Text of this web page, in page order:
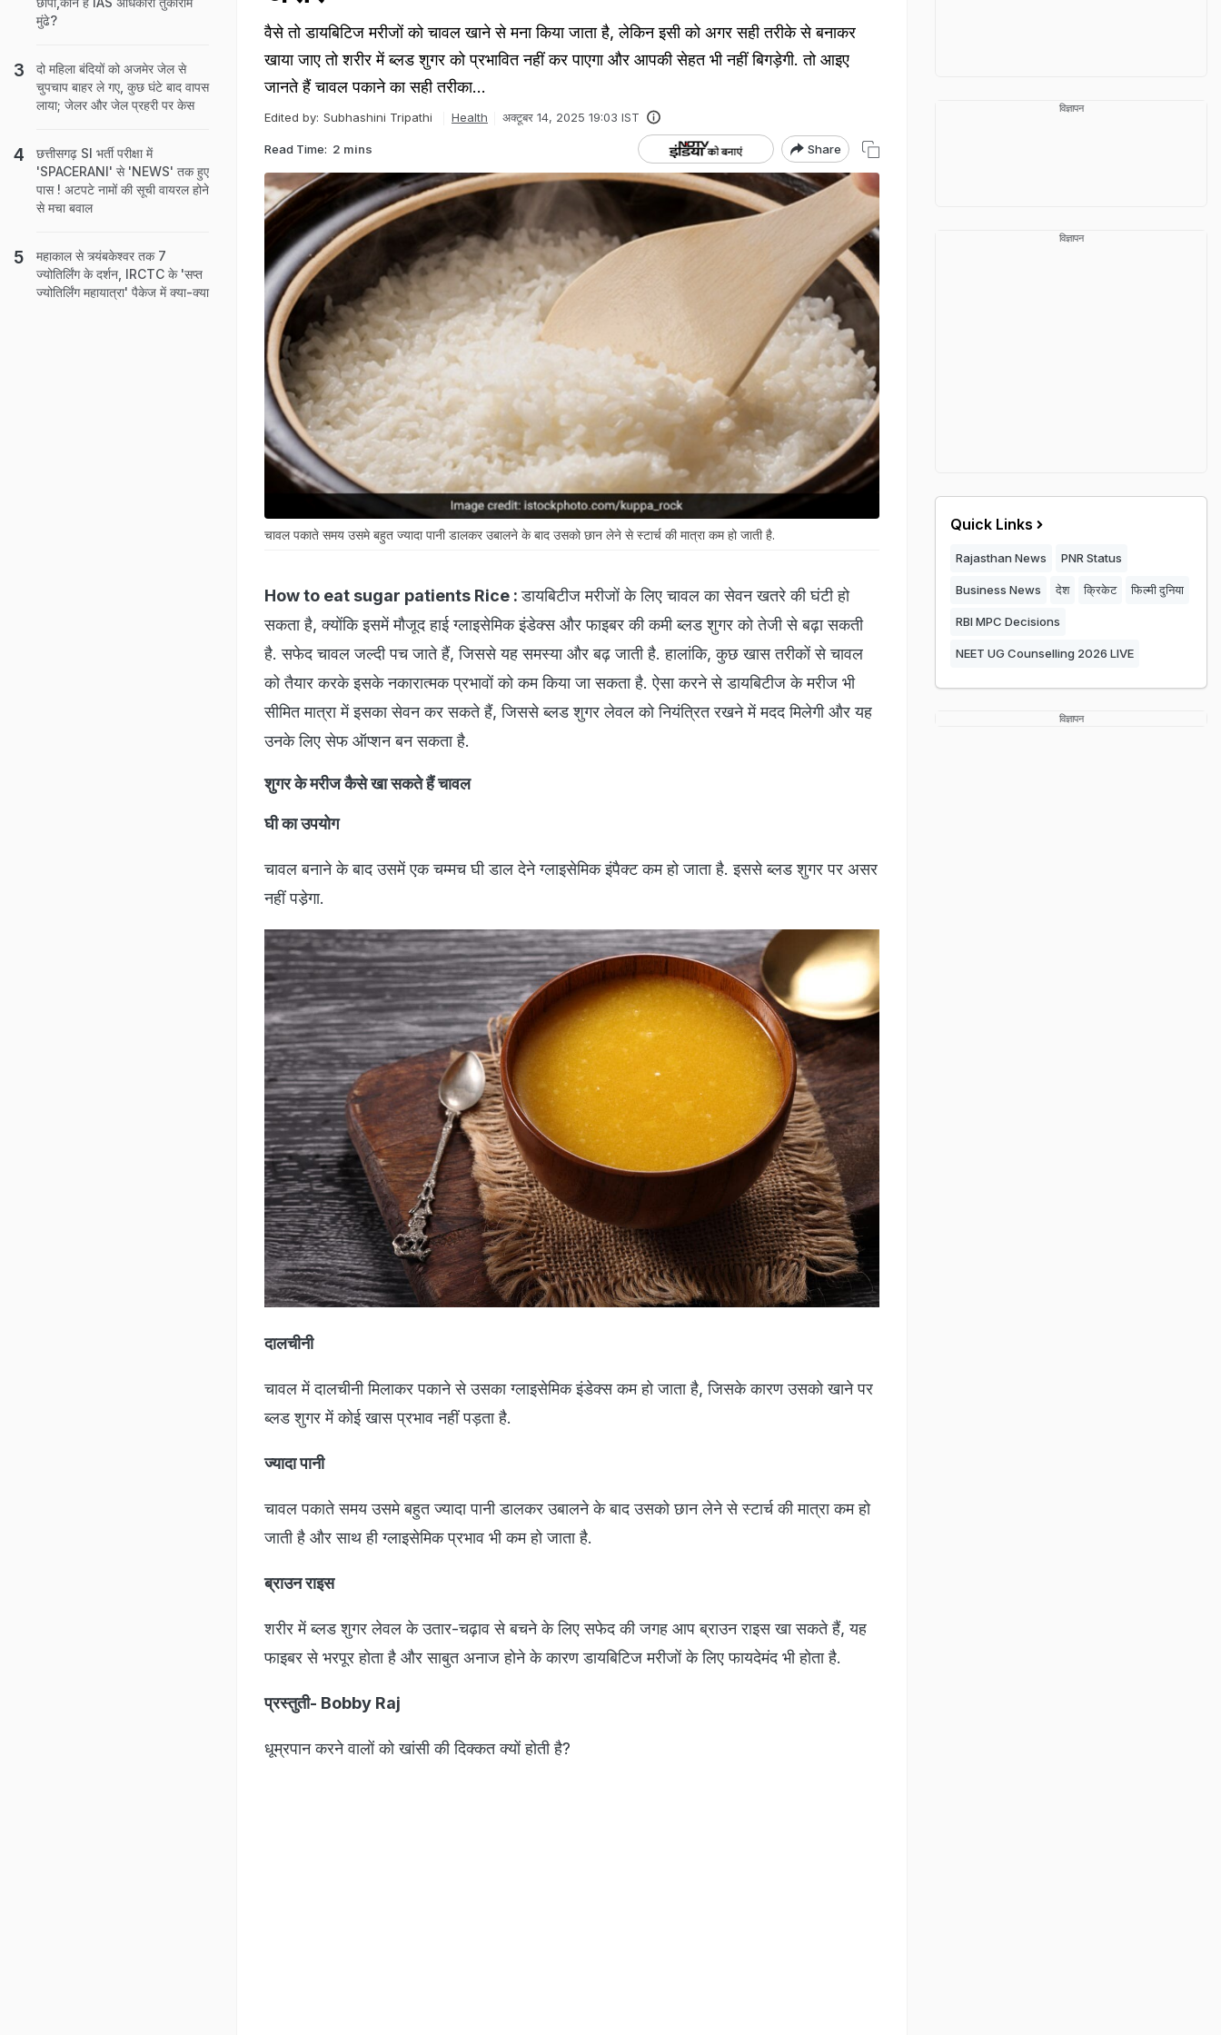
वैसे तो डायबिटिज मरीजों को चावल खाने से मना किया जाता है, लेकिन इसी को अगर सही तरीके से बनाकर
खाया जाए तो शरीर में ब्लड शुगर को प्रभावित नहीं कर पाएगा और आपकी सेहत भी नहीं बिगड़ेगी. तो आइए
जानते हैं चावल पकाने का सही तरीका...
Edited by: Subhashini Tripathi Health अक्टूबर 14, 2025 19:03 IST
Read Time: 2 mins Share
चावल पकाते समय उसमे बहुत ज्यादा पानी डालकर उबालने के बाद उसको छान लेने से स्टार्च की मात्रा कम हो जाती है.
How to eat sugar patients Rice :डायबिटीज मरीजों के लिए चावल का सेवन खतरे की घंटी हो
सकता है, क्योंकि इसमें मौजूद हाई ग्लाइसेमिक इंडेक्स और फाइबर की कमी ब्लड शुगर को तेजी से बढ़ा सकती
है. सफेद चावल जल्दी पच जाते हैं, जिससे यह समस्या और बढ़ जाती है. हालांकि, कुछ खास तरीकों से चावल
को तैयार करके इसके नकारात्मक प्रभावों को कम किया जा सकता है. ऐसा करने से डायबिटीज के मरीज भी
सीमित मात्रा में इसका सेवन कर सकते हैं, जिससे ब्लड शुगर लेवल को नियंत्रित रखने में मदद मिलेगी और यह
उनके लिए सेफ ऑप्शन बन सकता है.
शुगर के मरीज कैसे खा सकते हैं चावल
घी का उपयोग
चावल बनाने के बाद उसमें एक चम्मच घी डाल देने ग्लाइसेमिक इंपैक्ट कम हो जाता है. इससे ब्लड शुगर पर असर
नहीं पडे़गा.
दालचीनी
चावल में दालचीनी मिलाकर पकाने से उसका ग्लाइसेमिक इंडेक्स कम हो जाता है, जिसके कारण उसको खाने पर
ब्लड शुगर में कोई खास प्रभाव नहीं पड़ता है.
ज्यादा पानी
चावल पकाते समय उसमे बहुत ज्यादा पानी डालकर उबालने के बाद उसको छान लेने से स्टार्च की मात्रा कम हो
जाती है और साथ ही ग्लाइसेमिक प्रभाव भी कम हो जाता है.
ब्राउन राइस
शरीर में ब्लड शुगर लेवल के उतार-चढ़ाव से बचने के लिए सफेद की जगह आप ब्राउन राइस खा सकते हैं, यह
फाइबर से भरपूर होता है और साबुत अनाज होने के कारण डायबिटिज मरीजों के लिए फायदेमंद भी होता है.
प्रस्तुती- Bobby Raj
धूम्रपान करने वालों को खांसी की दिक्कत क्यों होती है?
मुंढे?
दो मह‍िला बंद‍ियों को अजमेर जेल से
चुपचाप बाहर ले गए, कुछ घंटे बाद वापस
लाया; जेलर और जेल प्रहरी पर केस
छत्तीसगढ़ SI भर्ती परीक्षा में
'SPACERANI' से 'NEWS' तक हुए
पास ! अटपटे नामों की सूची वायरल होने
से मचा बवाल
महाकाल से त्र्यंबकेश्वर तक 7
ज्योतिर्लिंग के दर्शन, IRCTC के 'सप्त
ज्योतिर्लिंग महायात्रा' पैकेज में क्या-क्या
विज्ञापन
विज्ञापन
Quick Links
Rajasthan News PNR Status
Business News देश क्रिकेट फिल्मी दुनिया
RBI MPC Decisions
NEET UG Counselling 2026 LIVE
विज्ञापन